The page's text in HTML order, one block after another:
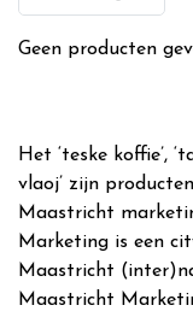
Geen producten
Het ‘teske koffie’,
vlaoj’ zijn
Maastricht
Marketing is een
Maastricht
Maastricht